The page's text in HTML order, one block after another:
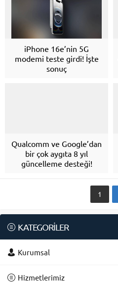
iPhone 16e’nin 5G
modemi teste girdi! İşte
sonuç
Qualcomm ve Google’dan
bir çok aygıta 8 yıl
güncelleme desteği!
1
KATEGORİLER
Kurumsal
Hizmetlerimiz